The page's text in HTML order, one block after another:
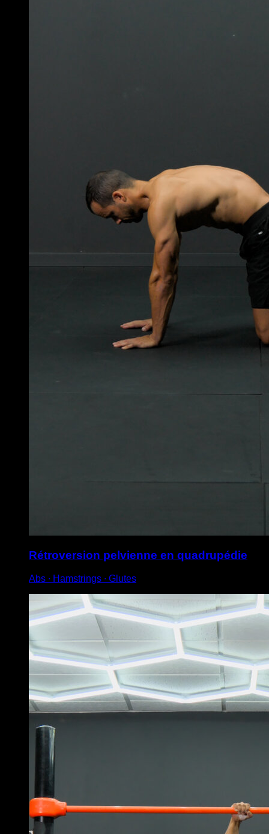
Rétroversion pelvienne en quadrupédie
Abs ∙ Hamstrings ∙ Glutes